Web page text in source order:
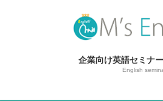
企業向け英語セミナ
English